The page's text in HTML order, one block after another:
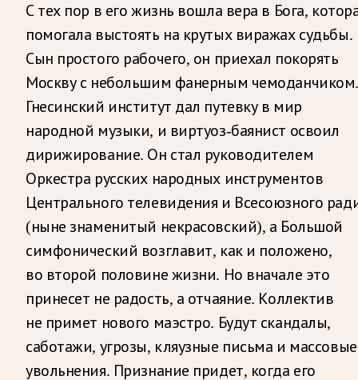
С тех пор в его жизнь вошла вера в Бога,
помогала выстоять на крутых виражах судьбы.
Сын простого рабочего, он приехал покорять
Москву с небольшим фанерным чемоданчиком.
Гнесинский институт дал путевку в мир
народной музыки, и виртуоз-баянист освоил
дирижирование. Он стал руководителем
Оркестра русских народных инструментов
Центрального телевидения и Всесоюзного
(ныне знаменитый некрасовский), а Большой
симфонический возглавит, как и положено,
во второй половине жизни. Но вначале это
принесет не радость, а отчаяние. Коллектив
не примет нового маэстро. Будут скандалы,
саботажи, угрозы, кляузные письма и массовые
увольнения. Признание придет, когда его